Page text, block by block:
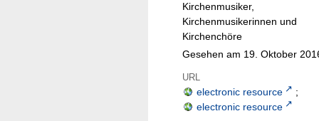
Kirchenmusiker,
Kirchenmusikerinnen und
Kirchenchöre
Gesehen am 19. Oktober
URL
electronic resource
;
electronic resource